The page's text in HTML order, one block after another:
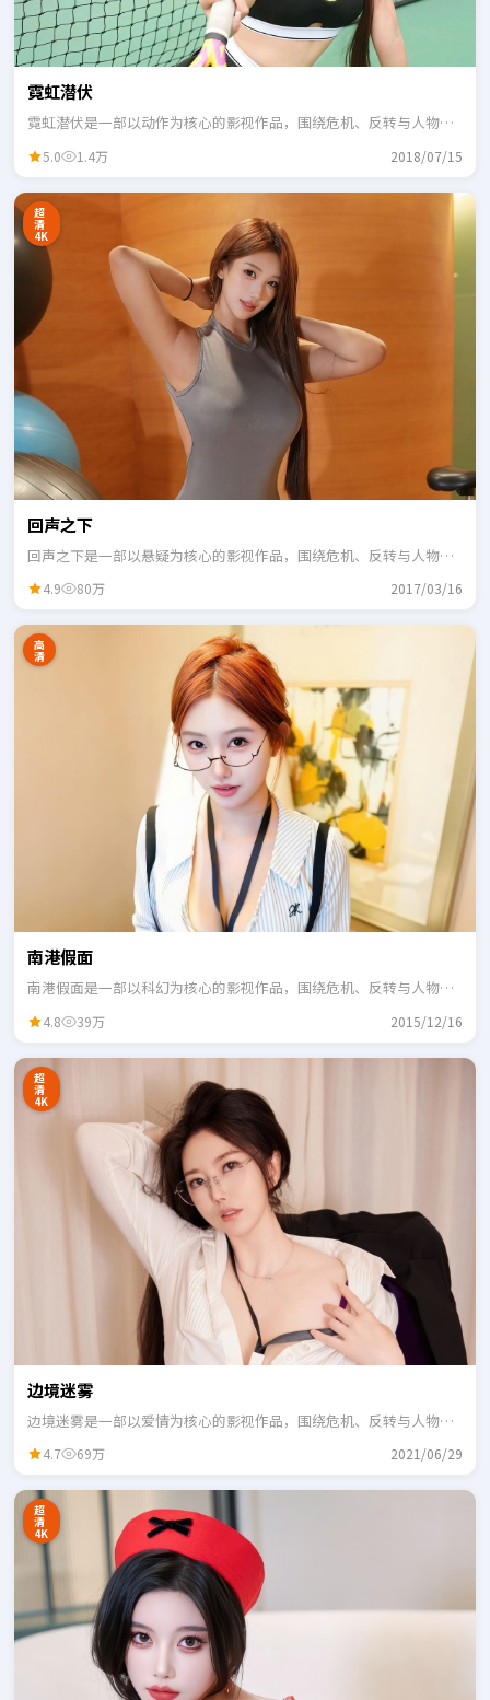
霓虹潜伏
霓虹潜伏是一部以动作为核心的影视作品，围绕危机、反转与人物成
5.0 1.4万 2018/07/15
超
清
4K
回声之下
回声之下是一部以悬疑为核心的影视作品，围绕危机、反转与人物成
4.9 80万 2017/03/16
高
清
南港假面
南港假面是一部以科幻为核心的影视作品，围绕危机、反转与人物成
4.8 39万 2015/12/16
超
清
4K
边境迷雾
边境迷雾是一部以爱情为核心的影视作品，围绕危机、反转与人物成
4.7 69万 2021/06/29
超
清
4K